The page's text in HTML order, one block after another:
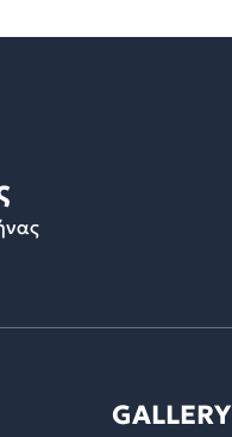
GALLERY